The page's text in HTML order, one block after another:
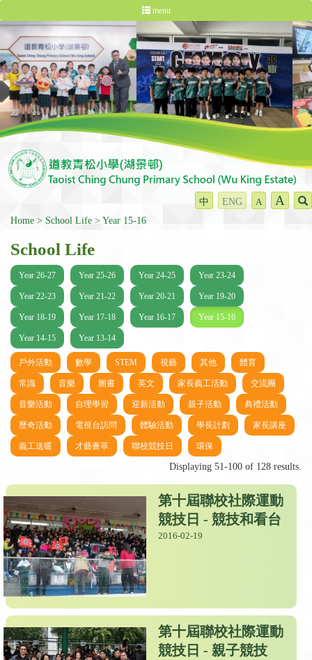
menu
中 ENG A A
Home School Life Year 15-16
School Life
Year 26-27 Year 25-26 Year 24-25 Year 23-24
Year 22-23 Year 21-22 Year 20-21 Year 19-20
Year 18-19 Year 17-18 Year 16-17 Year 15-16
Year 14-15 Year 13-14
戶外活動 數學 STEM 視藝 其他 體育
常識 音樂 圖書 英文 家長義工活動 交流團
音樂活動 自理學習 迎新活動 親子活動 典禮活動
歷奇活動 電視台訪問 體驗活動 學長計劃 家長講座
義工送暖 才藝薈萃 聯校競技日 環保
Displaying 51-100 of 128 results.
第十屆聯校社際運動
競技日 - 競技和看台
2016-02-19
第十屆聯校社際運動
競技日 - 親子競技